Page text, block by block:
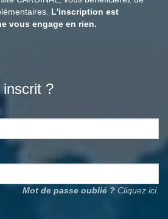
L'inscription est
vous engage en rien.
?
Mot de passe oublié ? Cliquez ici.